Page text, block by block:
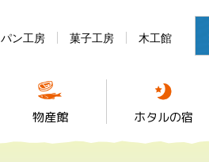
パン工房 菓子工房 木工館
物産館 ホタルの宿